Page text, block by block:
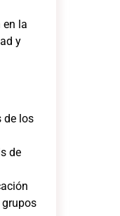
en la
y
de los
de